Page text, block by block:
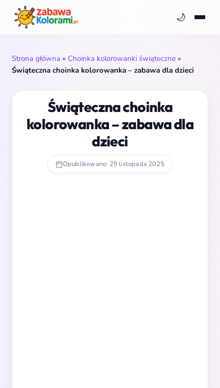
🌙
Strona główna » Choinka kolorowanki świąteczne »
Świąteczna choinka kolorowanka – zabawa dla dzieci
Świąteczna choinka
kolorowanka – zabawa dla
dzieci
Opublikowano: 29 listopada 2025